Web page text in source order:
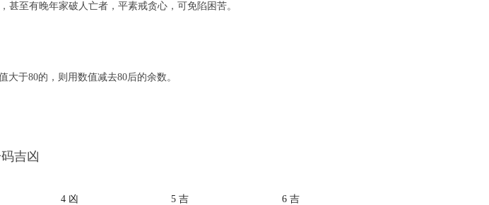
至有晚年家破人亡者，平素戒贪心，可免陷困苦。
于80的，则用数值减去80后的余数。
吉凶
4 凶 5 吉 6 吉